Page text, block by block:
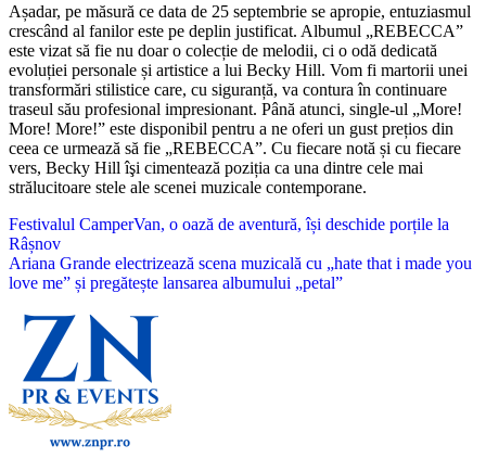
Așadar, pe măsură ce data de 25 septembrie se apropie, entuziasmul
crescând al fanilor este pe deplin justificat. Albumul „REBECCA”
este vizat să fie nu doar o colecție de melodii, ci o odă dedicată
evoluției personale și artistice a lui Becky Hill. Vom fi martorii unei
transformări stilistice care, cu siguranță, va contura în continuare
traseul său profesional impresionant. Până atunci, single-ul „More!
More! More!” este disponibil pentru a ne oferi un gust prețios din
ceea ce urmează să fie „REBECCA”. Cu fiecare notă și cu fiecare
vers, Becky Hill îşi cimentează poziția ca una dintre cele mai
strălucitoare stele ale scenei muzicale contemporane.
Navigare
în
articole
Festivalul CamperVan, o oază de aventură, își deschide porțile la
Râșnov
Ariana Grande electrizează scena muzicală cu „hate that i made you
love me” și pregătește lansarea albumului „petal”